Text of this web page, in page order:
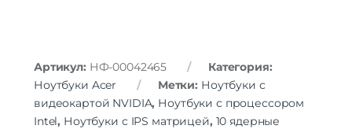
Артикул: НФ-00042465
Категория:
Ноутбуки Acer
Метки: Ноутбуки с
видеокартой NVIDIA, Ноутбуки с процессором
Intel, Ноутбуки с IPS матрицей, 10 ядерные